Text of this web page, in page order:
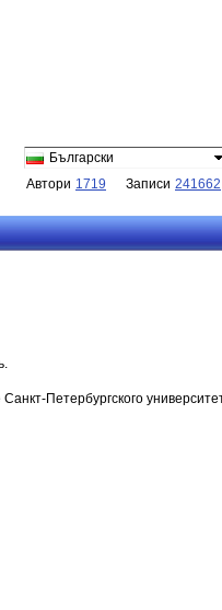
Български
Автори 1719 Записи 241662
Петербургского